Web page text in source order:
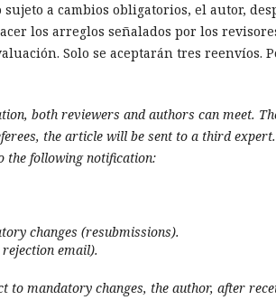
a cambios obligatorios, el autor,
los arreglos señalados por los
Solo se aceptarán tres reenvíos.
both reviewers and authors can meet.
the article will be sent to a third expert.
the following notification:
changes (resubmissions).
email).
to mandatory changes, the author, after